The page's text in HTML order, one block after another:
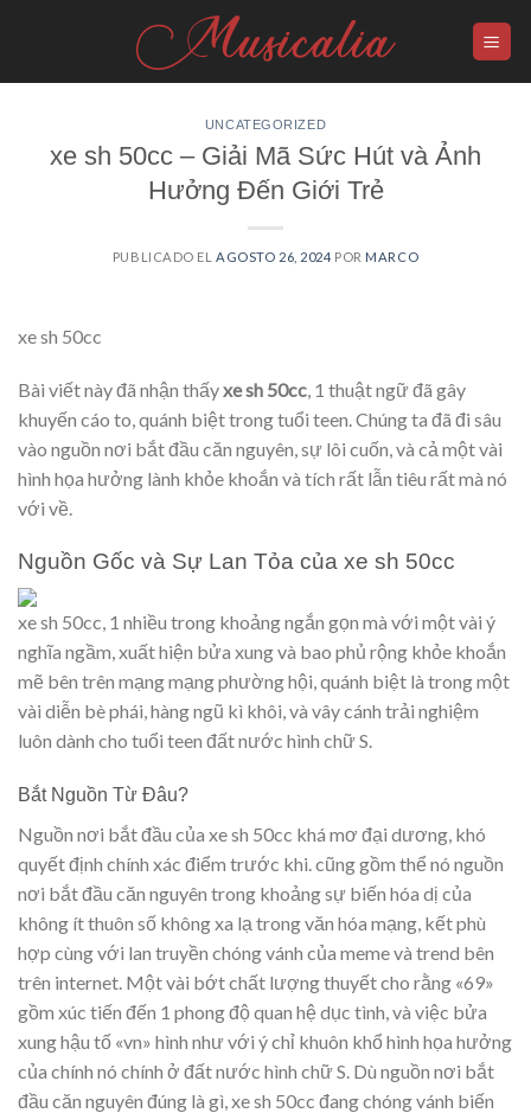
UNCATEGORIZED
xe sh 50cc – Giải Mã Sức Hút và Ảnh
Hưởng Đến Giới Trẻ
PUBLICADO EL AGOSTO 26, 2024 POR MARCO
xe sh 50cc
Bài viết này đã nhận thấyxe sh 50cc, 1 thuật ngữ đã gây
khuyến cáo to, quánh biệt trong tuổi teen. Chúng ta đã đi sâu
vào nguồn nơi bắt đầu căn nguyên, sự lôi cuốn, và cả một vài
hình họa hưởng lành khỏe khoắn và tích rất lẫn tiêu rất mà nó
với về.
Nguồn Gốc và Sự Lan Tỏa của xe sh 50cc
xe sh 50cc, 1 nhiều trong khoảng ngắn gọn mà với một vài ý
nghĩa ngầm, xuất hiện bửa xung và bao phủ rộng khỏe khoắn
mẽ bên trên mạng mạng phường hội, quánh biệt là trong một
vài diễn bè phái, hàng ngũ kì khôi, và vây cánh trải nghiệm
luôn dành cho tuổi teen đất nước hình chữ S.
Bắt Nguồn Từ Đâu?
Nguồn nơi bắt đầu của xe sh 50cc khá mơ đại dương, khó
quyết định chính xác điểm trước khi. cũng gồm thể nó nguồn
nơi bắt đầu căn nguyên trong khoảng sự biến hóa dị của
không ít thuôn số không xa lạ trong văn hóa mạng, kết phù
hợp cùng với lan truyền chóng vánh của meme và trend bên
trên internet. Một vài bớt chất lượng thuyết cho rằng «69»
gồm xúc tiến đến 1 phong độ quan hệ dục tình, và việc bửa
xung hậu tố «vn» hình như với ý chỉ khuôn khổ hình họa hưởng
của chính nó chính ở đất nước hình chữ S. Dù nguồn nơi bắt
đầu căn nguyên đúng là gì, xe sh 50cc đang chóng vánh biến